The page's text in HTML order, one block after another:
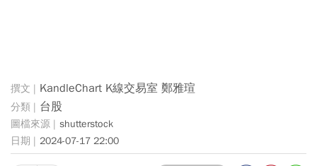
KandleChart K線交易室 鄭雅瑄
台股
shutterstock
2024-07-17 22:00